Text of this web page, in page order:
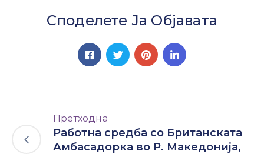
Споделете Ја Објавата
Претходна
Работна средба со Британската
Амбасадорка во Р. Македонија,